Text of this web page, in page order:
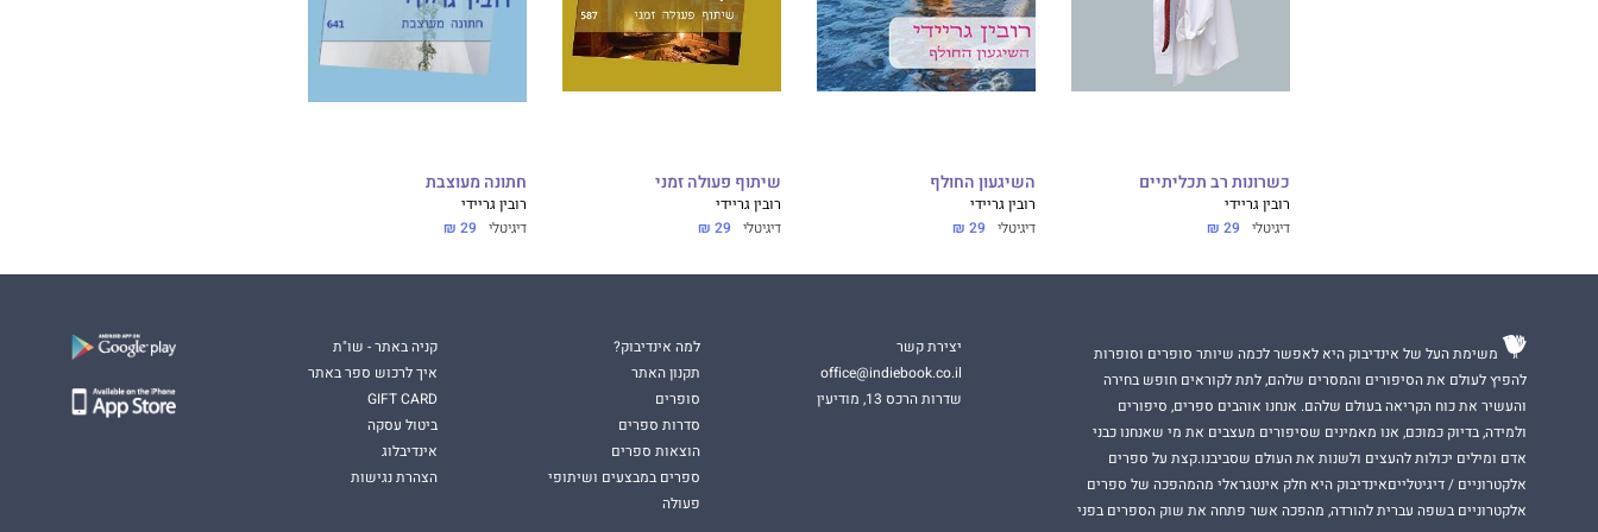
כשרונות רב תכליתיים
רובין גריידי
דיגיטלי 29 ₪
השיגעון החולף
רובין גריידי
דיגיטלי 29 ₪
שיתוף פעולה זמני
רובין גריידי
דיגיטלי 29 ₪
חתונה מעוצבת
רובין גריידי
דיגיטלי 29 ₪
משימת העל של אינדיבוק היא לאפשר לכמה שיותר סופרים וסופרות
להפיץ לעולם את הסיפורים והמסרים שלהם, לתת לקוראים חופש בחירה
והעשיר את כוח הקריאה בעולם שלהם. אנחנו אוהבים ספרים, סיפורים
ולמידה, בדיוק כמוכם, אנו מאמינים שסיפורים מעצבים את מי שאנחנו כבני
אדם ומילים יכולות להעצים ולשנות את העולם שסביבנו.קצת על ספרים
אלקטרוניים / דיגיטלייםאינדיבוק היא חלק אינטגראלי מהמהפכה של ספרים
אלקטרוניים בשפה עברית להורדה, מהפכה אשר פתחה את שוק הספרים בפני
יצירת קשר
office@indiebook.co.il
שדרות הרכס 13, מודיעין
למה אינדיבוק?
תקנון האתר
סופרים
סדרות ספרים
הוצאות ספרים
ספרים במבצעים ושיתופי
פעולה
קניה באתר - שו"ת
איך לרכוש ספר באתר
GIFT CARD
ביטול עסקה
אינדיבלוג
הצהרת נגישות